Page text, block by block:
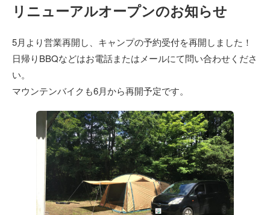
リニューアルオープンのお知らせ
5月より営業再開し、キャンプの予約受付を再開しました！
日帰りBBQなどはお電話またはメールにて問い合わせくださ
い。
マウンテンバイクも6月から再開予定です。